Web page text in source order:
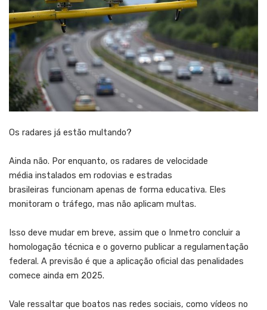
Os radares já estão multando?
Ainda não. Por enquanto, os radares de velocidade
média instalados em rodovias e estradas
brasileiras funcionam apenas de forma educativa. Eles
monitoram o tráfego, mas não aplicam multas.
Isso deve mudar em breve, assim que o Inmetro concluir a
homologação técnica e o governo publicar a regulamentação
federal. A previsão é que a aplicação oficial das penalidades
comece ainda em 2025.
Vale ressaltar que boatos nas redes sociais, como vídeos no